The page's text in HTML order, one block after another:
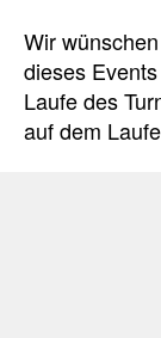
Wir
dieses
Laufe des
auf dem